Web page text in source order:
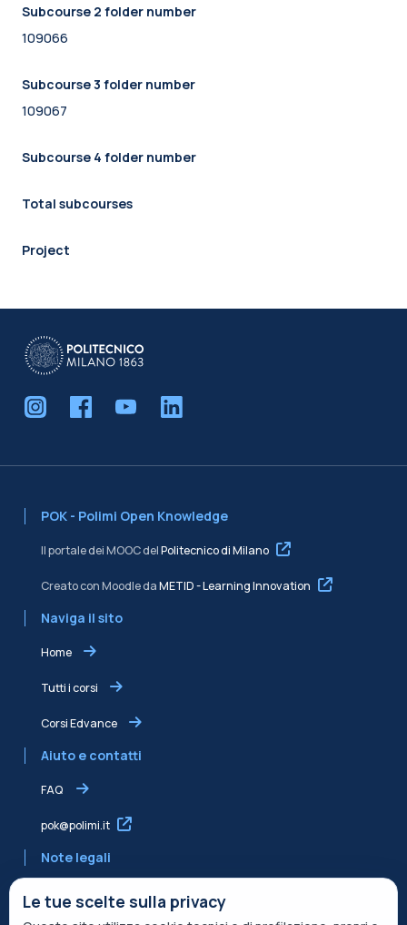
Subcourse 2 folder number
109066
Subcourse 3 folder number
109067
Subcourse 4 folder number
Total subcourses
Project
POK - Polimi Open Knowledge
Il portale dei MOOC delPolitecnico di Milano
Creato con Moodle daMETID - Learning Innovation
Naviga il sito
Home
Tutti i corsi
Corsi Edvance
Aiuto e contatti
FAQ
pok@polimi.it
Note legali
Le tue scelte sulla privacy